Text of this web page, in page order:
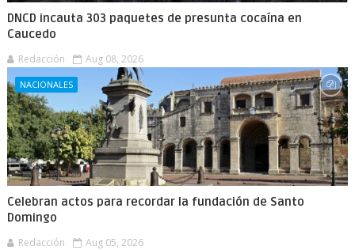
DNCD incauta 303 paquetes de presunta cocaína en
Caucedo
Redacción Aug 08, 2026
NACIONALES
Celebran actos para recordar la fundación de Santo
Domingo
Redacción Aug 05, 2026